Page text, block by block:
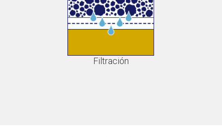
Filtración